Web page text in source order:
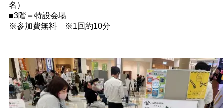
名）
■3階＝特設会場
※参加費無料 ※1回約10分